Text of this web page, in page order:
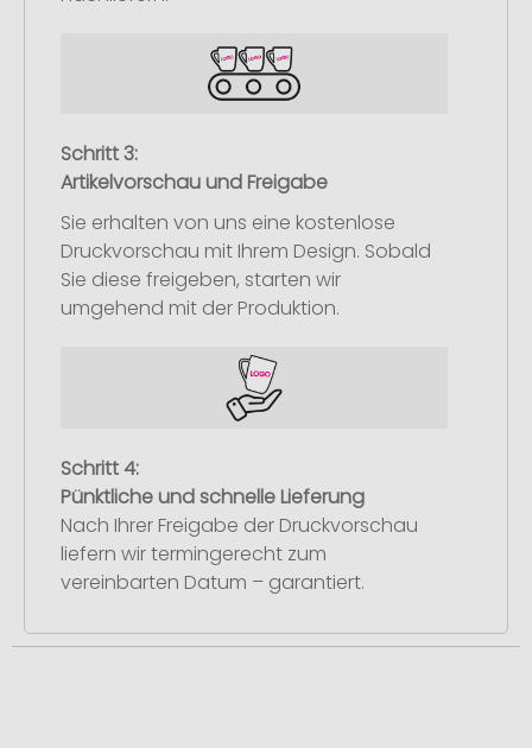
Schritt 3:
Artikelvorschau und Freigabe
Sie erhalten von uns eine kostenlose
Druckvorschau mit Ihrem Design. Sobald
Sie diese freigeben, starten wir
umgehend mit der Produktion.
Schritt 4:
Pünktliche und schnelle Lieferung
Nach Ihrer Freigabe der Druckvorschau
liefern wir termingerecht zum
vereinbarten Datum – garantiert.